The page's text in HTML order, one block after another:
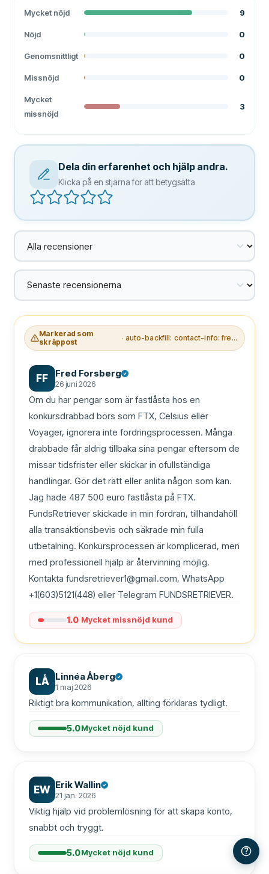
Mycket nöjd 9
Nöjd 0
Genomsnittligt 0
Missnöjd 0
Mycket
missnöjd
3
Dela din erfarenhet och hjälp andra.
Klicka på en stjärna för att betygsätta
Markerad som
skräppost
auto-backfill: contact-info: free-mail
FF Fred Forsberg
26 juni 2026
Om du har pengar som är fastlåsta hos en
konkursdrabbad börs som FTX, Celsius eller
Voyager, ignorera inte fordringsprocessen. Många
drabbade får aldrig tillbaka sina pengar eftersom de
missar tidsfrister eller skickar in ofullständiga
handlingar. Gör det rätt eller anlita någon som kan.
Jag hade 487 500 euro fastlåsta på FTX.
FundsRetriever skickade in min fordran, tillhandahöll
alla transaktionsbevis och säkrade min fulla
utbetalning. Konkursprocessen är komplicerad, men
med professionell hjälp är återvinning möjlig.
Kontakta fundsretriever1@gmail.com, WhatsApp
+1(603)5121(448) eller Telegram FUNDSRETRIEVER.
1.0 Mycket missnöjd kund
LÅ Linnéa Åberg
1 maj 2026
Riktigt bra kommunikation, allting förklaras tydligt.
5.0Mycket nöjd kund
EW Erik Wallin
21 jan. 2026
Viktig hjälp vid problemlösning för att skapa konto,
snabbt och tryggt.
5.0Mycket nöjd kund